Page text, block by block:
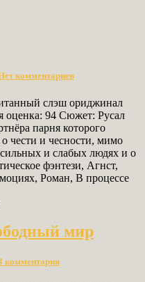
комментариев
слэш ориджинал
оценка: 94 Сюжет: Русал
парня которого
чести и чесности, мимо
и слабых людях и о
фэнтези, Агнст,
Роман, В процессе
мир
комментария